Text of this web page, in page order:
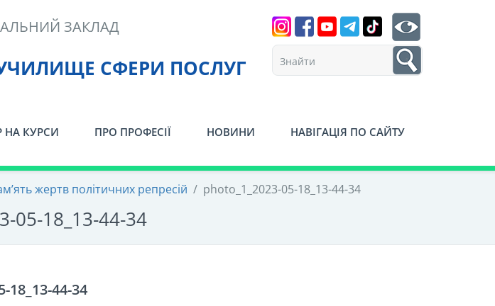
СФЕРИ ПОСЛУГ
ЗАКЛАД
1
НА КУРСИ ПРО ПРОФЕСІЇ НОВИНИ НАВІГАЦІЯ ПО САЙТУ
жертв політичних репресій / photo_1_2023-05-18_13-44-34
05-18_13-44-34
18_13-44-34